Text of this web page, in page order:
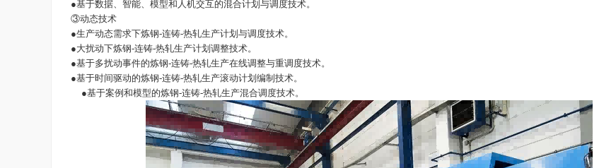
●基于数据、智能、模型和人机交互的混合计划与调度技术。
③动态技术
●生产动态需求下炼钢-连铸-热轧生产计划与调度技术。
●大扰动下炼钢-连铸-热轧生产计划调整技术。
●基于多扰动事件的炼钢-连铸-热轧生产在线调整与重调度技术。
●基于时间驱动的炼钢-连铸-热轧生产滚动计划编制技术。
●基于案例和模型的炼钢-连铸-热轧生产混合调度技术。